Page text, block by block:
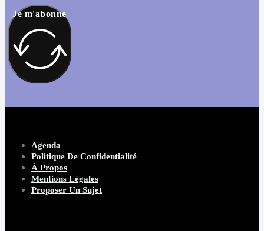
Je m'abonne
Agenda
Politique De Confidentialité
À Propos
Mentions Légales
Proposer Un Sujet